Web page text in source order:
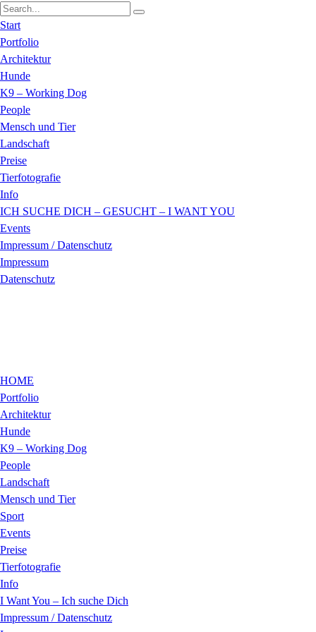
Start
Portfolio
Architektur
Hunde
K9 – Working Dog
People
Mensch und Tier
Landschaft
Preise
Tierfotografie
Info
ICH SUCHE DICH – GESUCHT – I WANT YOU
Events
Impressum / Datenschutz
Impressum
Datenschutz
HOME
Portfolio
Architektur
Hunde
K9 – Working Dog
People
Landschaft
Mensch und Tier
Sport
Events
Preise
Tierfotografie
Info
I Want You – Ich suche Dich
Impressum / Datenschutz